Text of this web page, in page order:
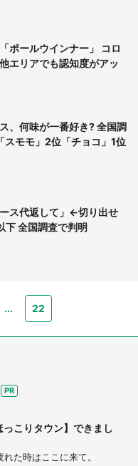
ポールウインナー」 コロ
エリアでも認知度がアッ
、何味が一番好き? 全国調
モモ」2位「チョコ」1位
ース代返して」←切り出せ
下 全国調査で判明
... 22
こりタウン】できまし
た時はここに来て。